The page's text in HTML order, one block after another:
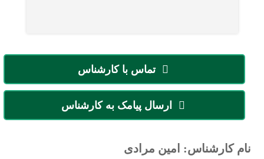
تماس با کارشناس
ارسال پیامک به کارشناس
نام کارشناس: امین مرادی